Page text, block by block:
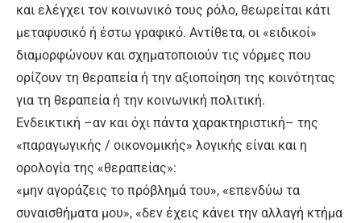
και ελέγχει τον κοινωνικό τους ρόλο, θεωρείται κάτι
μεταφυσικό ή έστω γραφικό. Αντίθετα, οι «ειδικοί»
διαμορφώνουν και σχηματοποιούν τις νόρμες που
ορίζουν τη θεραπεία ή την αξιοποίηση της κοινότητας
για τη θεραπεία ή την κοινωνική πολιτική.
Ενδεικτική –αν και όχι πάντα χαρακτηριστική– της
«παραγωγικής / οικονομικής» λογικής είναι και η
ορολογία της «θεραπείας»:
«μην αγοράζεις το πρόβλημά του», «επενδύω τα
συναισθήματα μου», «δεν έχεις κάνει την αλλαγή κτήμα